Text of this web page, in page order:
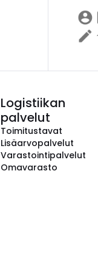
Logistiikan
palvelut
Toimitustavat
Lisäarvopalvelut
Varastointipalvelut
Omavarasto